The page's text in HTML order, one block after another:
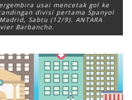
usai mencetak gol ke
divisi pertama Spanyol
Sabtu (12/9). ANTARA
Barbancho.